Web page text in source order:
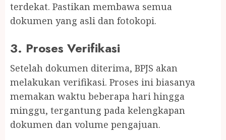
terdekat. Pastikan membawa semua
dokumen yang asli dan fotokopi.
3. Proses Verifikasi
Setelah dokumen diterima, BPJS akan
melakukan verifikasi. Proses ini biasanya
memakan waktu beberapa hari hingga
minggu, tergantung pada kelengkapan
dokumen dan volume pengajuan.